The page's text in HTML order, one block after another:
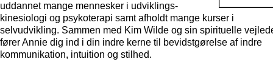
uddannet mange mennesker i udviklings-
kinesiologi og psykoterapi samt afholdt mange kurser i
selvudvikling. Sammen med Kim Wilde og sin spirituelle
fører Annie dig ind i din indre kerne til bevidstgørelse af indre
kommunikation, intuition og stilhed.